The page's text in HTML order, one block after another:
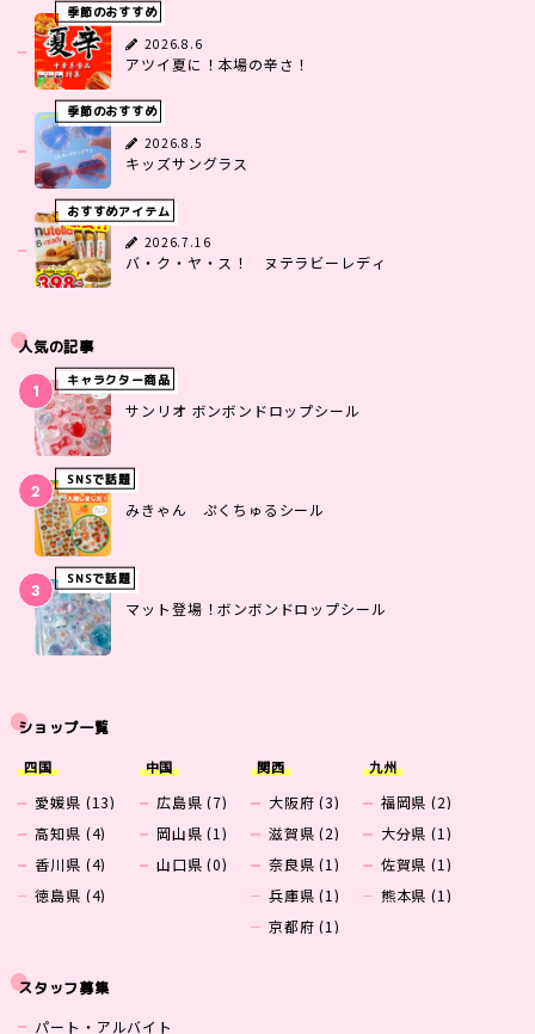
季節のおすすめ
2026.8.6
アツイ夏に！本場の辛さ！
季節のおすすめ
2026.8.5
キッズサングラス
おすすめアイテム
2026.7.16
バ・ク・ヤ・ス！ ヌテラビーレディ
人気の記事
キャラクター商品
サンリオ ボンボンドロップシール
SNSで話題
みきゃん ぷくちゅるシール
SNSで話題
マット登場！ボンボンドロップシール
ショップ一覧
四国
愛媛県 (13)
高知県 (4)
香川県 (4)
徳島県 (4)
中国
広島県 (7)
岡山県 (1)
山口県 (0)
関西
大阪府 (3)
滋賀県 (2)
奈良県 (1)
兵庫県 (1)
京都府 (1)
九州
福岡県 (2)
大分県 (1)
佐賀県 (1)
熊本県 (1)
スタッフ募集
パート・アルバイト